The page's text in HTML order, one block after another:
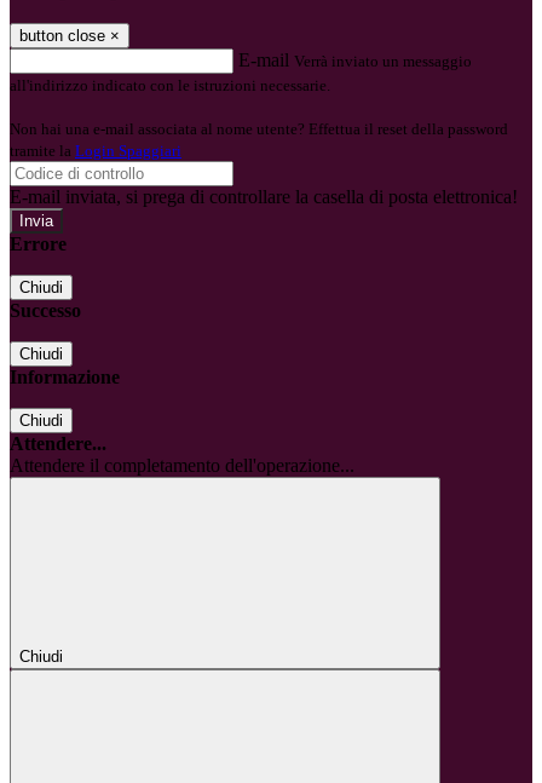
button close ×
E-mail Verrà inviato un messaggio
all'indirizzo indicato con le istruzioni necessarie.
Non hai una e-mail associata al nome utente? Effettua il reset della password
tramite la Login Spaggiari
E-mail inviata, si prega di controllare la casella di posta elettronica!
Errore
Chiudi
Successo
Chiudi
Informazione
Chiudi
Attendere...
Attendere il completamento dell'operazione...
Chiudi